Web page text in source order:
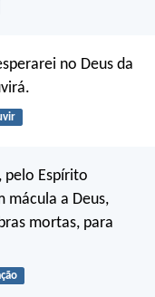
no Deus da
pelo Espírito
mácula a Deus,
mortas, para